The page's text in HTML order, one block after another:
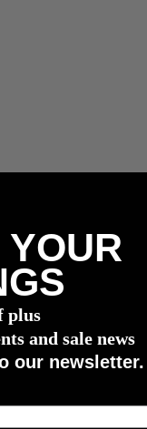
plus
and sale news
our newsletter.